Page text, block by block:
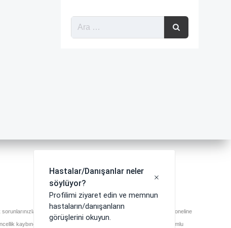
ilgili en doğru ve güvenilir bilgiyi almak için sağlık profesyoneline
kaybından dolayı doğabilecek herhangi bir zarardan sitemiz sorumlu